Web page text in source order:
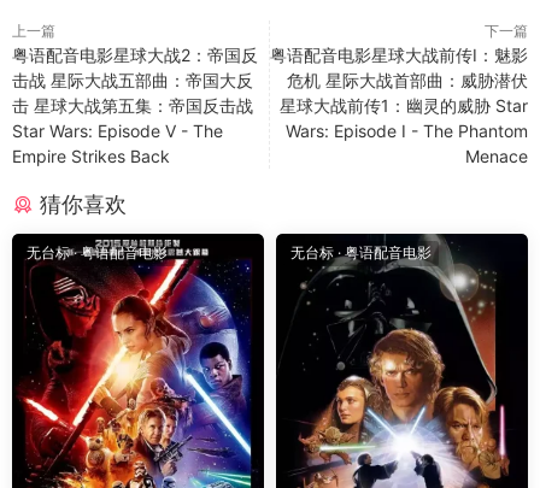
上一篇
粤语配音电影星球大战2：帝国反
击战 星际大战五部曲：帝国大反
击 星球大战第五集：帝国反击战
Star Wars: Episode V - The
Empire Strikes Back
下一篇
粤语配音电影星球大战前传I：魅影
危机 星际大战首部曲：威胁潜伏
星球大战前传1：幽灵的威胁 Star
Wars: Episode I - The Phantom
Menace
猜你喜欢
无台标·粤语配音电影 无台标·粤语配音电影